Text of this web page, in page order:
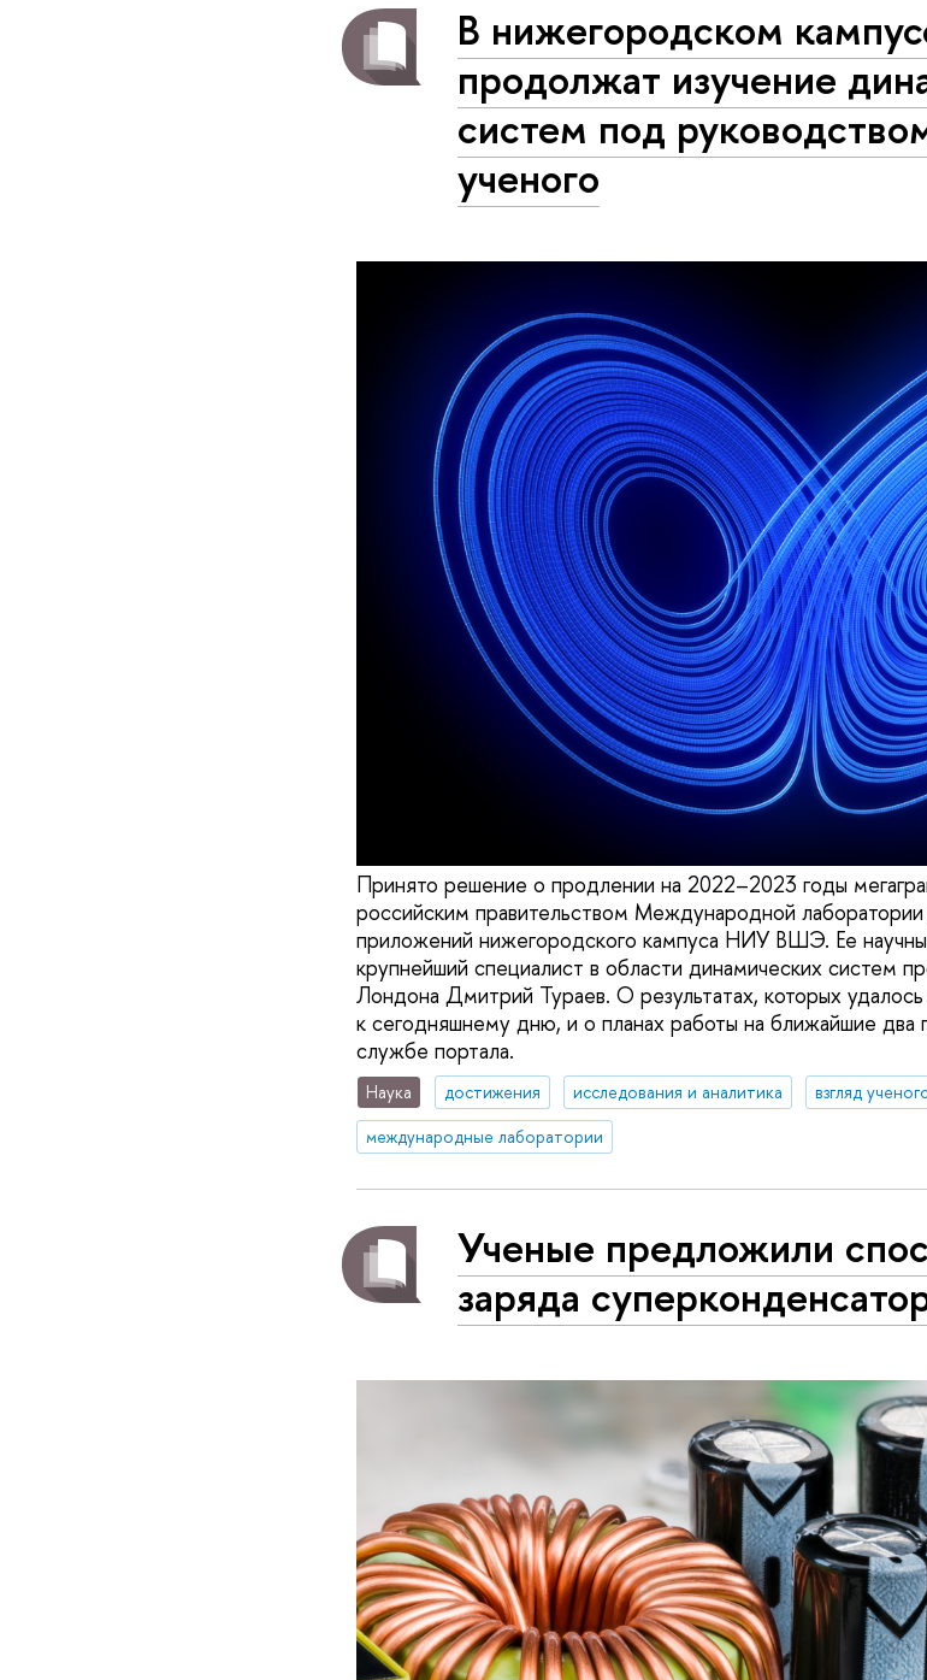
В нижегородском
продолжат изучение
систем под
ученого
Принято решение о продлении на 2022–2023 годы
российским правительством Международной
приложений нижегородского кампуса НИУ ВШЭ. Ее
крупнейший специалист в области динамических систем
Лондона Дмитрий Тураев. О результатах, которых
к сегодняшнему дню, и о планах работы на ближайшие два
службе портала.
Наука достижения исследования и аналитика
взгляд
международные лаборатории
Ученые предложили
заряда